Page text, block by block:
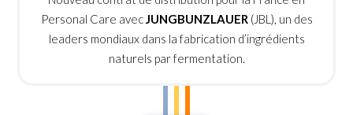
Personal Care avecJUNGBUNZLAUER(JBL), un des
leaders mondiaux dans la fabrication d’ingrédients
naturels par fermentation.